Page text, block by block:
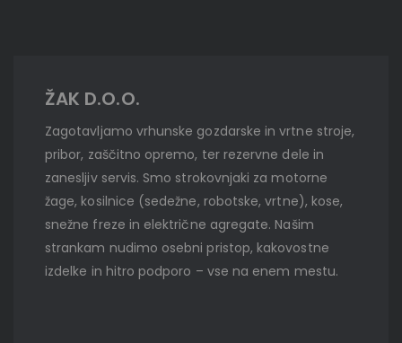
ŽAK D.O.O.
Zagotavljamo vrhunske gozdarske in vrtne stroje,
pribor, zaščitno opremo, ter rezervne dele in
zanesljiv servis. Smo strokovnjaki za motorne
žage, kosilnice (sedežne, robotske, vrtne), kose,
snežne freze in električne agregate. Našim
strankam nudimo osebni pristop, kakovostne
izdelke in hitro podporo – vse na enem mestu.